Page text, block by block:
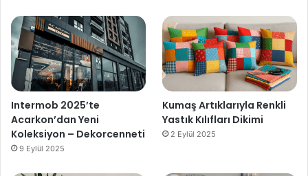
Intermob 2025’te
Acarkon’dan Yeni
Koleksiyon – Dekorcenneti
9 Eylül 2025
Kumaş Artıklarıyla Renkli
Yastık Kılıfları Dikimi
2 Eylül 2025